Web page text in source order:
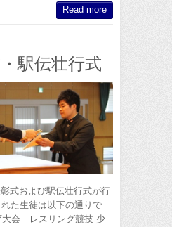
Read more
駅伝壮行式
式および駅伝壮行式が行
た生徒は以下の通りで
大会 レスリング競技 少